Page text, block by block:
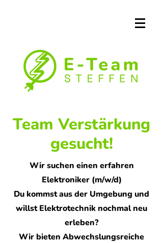
Team Verstärkung
gesucht!
Wir suchen einen erfahren
Elektroniker (m/w/d)
Du kommst aus der Umgebung und
willst Elektrotechnik nochmal neu
erleben?
Wir bieten Abwechslungsreiche